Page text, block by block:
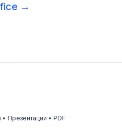
→
Презентации • PDF